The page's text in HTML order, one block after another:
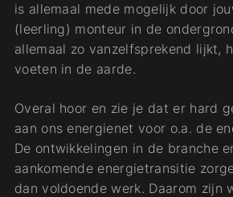
is allemaal mede mogelijk door
(leerling) monteur in de
allemaal zo vanzelfsprekend lijkt,
voeten in de aarde.
Overal hoor en zie je dat er hard
aan ons energienet voor o.a. de
De ontwikkelingen in de branche
aankomende energietransitie
dan voldoende werk. Daarom zijn